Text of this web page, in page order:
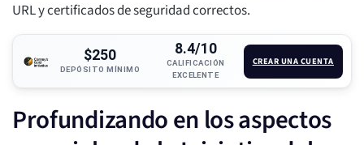
URL y certificados de seguridad correctos.
$250
DEPÓSITO MÍNIMO
8.4/10
CALIFICACIÓN
EXCELENTE
CREAR UNA CUENTA
Profundizando en los aspectos